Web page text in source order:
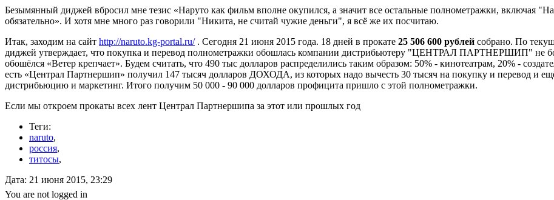
Безымянный диджей вбросил мне тезис «Наруто как фильм вполне окупился, а значит все остальные полнометражки, включая
обязательно». И хотя мне много раз говорили "Никита, не считай чужие деньги", я всё же их посчитаю.
Итак, заходим на сайт http://naruto.kg-portal.ru/. Сегодня 21 июня 2015 года. 18 дней в прокате 25 506 600 рублей собрано. По
диджей утверждает, что покупка и перевод полнометражки обошлась компании дистрибьютеру "ЦЕНТРАЛ ПАРТНЕРШИП" не
обошёлся «Ветер крепчает». Будем считать, что 490 тыс долларов распределились таким образом: 50% - кинотеатрам, 20% -
есть «Централ Партнершип» получил 147 тысяч долларов ДОХОДА, из которых надо вычесть 30 тысяч на покупку и перевод и
дистрибьюцию и маркетинг. Итого получим 50 000 - 90 000 долларов профицита пришло с этой полнометражки.
Если мы откроем прокаты всех лент Централ Партнершипа за этот или прошлых год
Теги:
naruto,
россия,
титосы,
Дата: 21 июня 2015, 23:29
You are not logged in